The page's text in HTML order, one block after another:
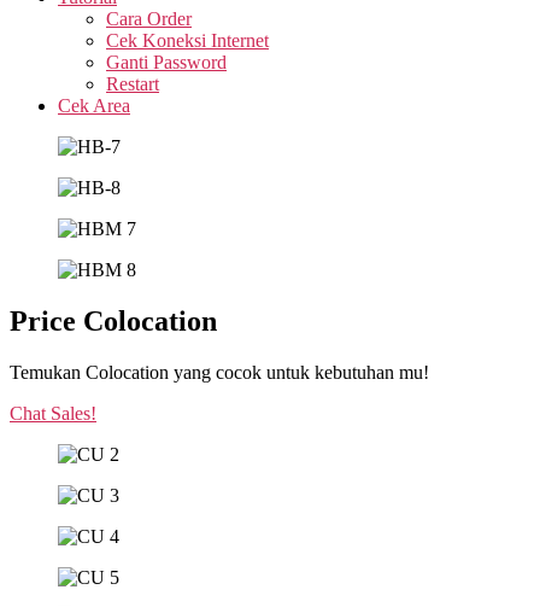
Cara Order
Cek Koneksi Internet
Ganti Password
Restart
Cek Area
Price Colocation
Temukan Colocation yang cocok untuk kebutuhan mu!
Chat Sales!